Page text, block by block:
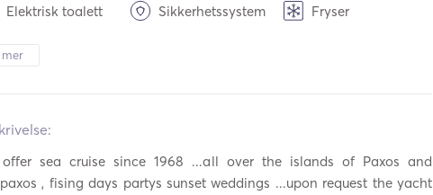
Elektrisk toalett Sikkerhetssystem Fryser
Kjøleskap
Solcellepaneler
Surfebrett AIS / NAVTEX
sea cruise since 1968 ...all over the islands of Paxos and
, fising days partys sunset weddings ...upon request the yacht